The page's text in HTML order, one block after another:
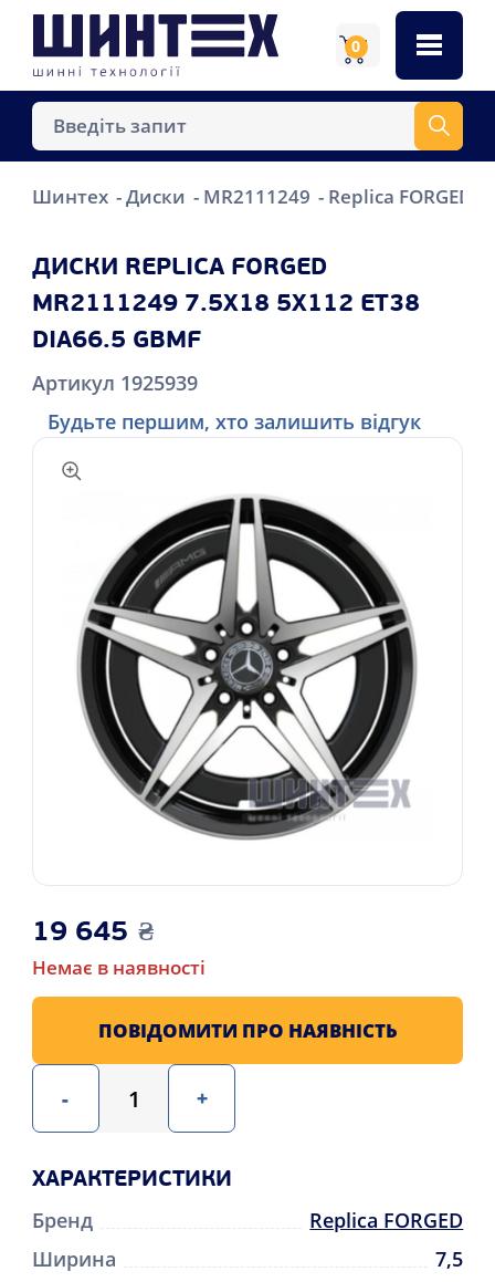
0
Шинтех Диски MR2111249 Replica FORGED
ДИСКИ REPLICA FORGED
MR2111249 7.5X18 5X112 ET38
DIA66.5 GBMF
Артикул 1925939
Будьте першим, хто залишить відгук
19 645 ₴
Немає в наявності
- +
ПОВІДОМИТИ ПРО НАЯВНІСТЬ
ХАРАКТЕРИСТИКИ
Бренд
Replica FORGED
Ширина
7,5